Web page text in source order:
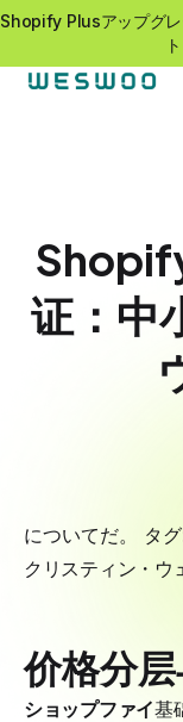
Shopify Plusアップグ
证：中
についてだ。 タ
クリスティン・ウ
价格分
ショップファイ基